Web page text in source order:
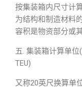
按集装箱内尺寸计
为结构和制造材料
容积是物资部分或
五. 集装箱计算单位
TEU)
又称20英尺换算单